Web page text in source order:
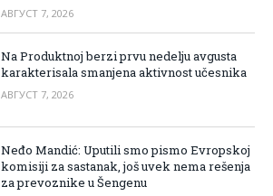
АВГУСТ 7, 2026
Na Produktnoj berzi prvu nedelju avgusta
karakterisala smanjena aktivnost učesnika
АВГУСТ 7, 2026
Neđo Mandić: Uputili smo pismo Evropskoj
komisiji za sastanak, još uvek nema rešenja
za prevoznike u Šengenu